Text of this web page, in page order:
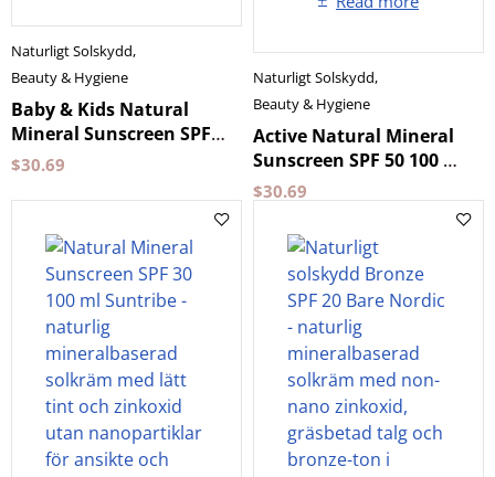
Naturligt Solskydd,
Beauty & Hygiene
Baby & Kids Natural
Mineral Sunscreen SPF
30 100 ml Suntribe
$30.69
Naturligt Solskydd,
Beauty & Hygiene
Active Natural Mineral
Sunscreen SPF 50 100 ml
Suntribe
$30.69